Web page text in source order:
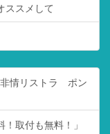
ススメして
非情リストラ ポン
取付も無料！」